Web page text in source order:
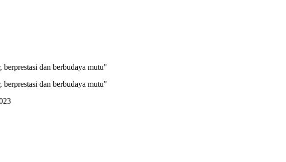
dan berbudaya mutu"
dan berbudaya mutu"